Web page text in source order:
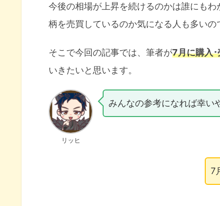
今後の相場が上昇を続けるのかは誰にも
柄を売買しているのか気になる人も多い
そこで今回の記事では、筆者が7月に購入
いきたいと思います。
リッヒ
みんなの参考になれば幸い
7